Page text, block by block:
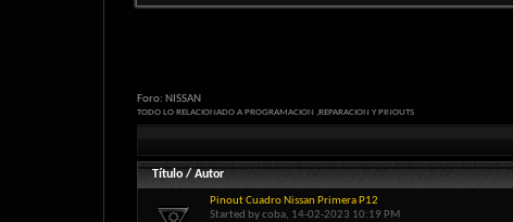
Foro: NISSAN
TODO LO RELACIONADO A PROGRAMACION ,REPARACION Y PINOUTS
Título / Autor
Pinout Cuadro Nissan Primera P12
Started bycoba, 14-02-2023 10:19 PM